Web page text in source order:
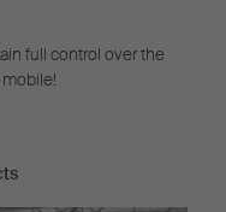
full control over the